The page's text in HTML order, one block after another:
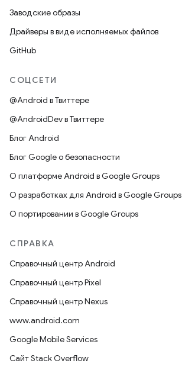
Заводские образы
Драйверы в виде исполняемых файлов
GitHub
СОЦСЕТИ
@Android в Твиттере
@AndroidDev в Твиттере
Блог Android
Блог Google о безопасности
О платформе Android в Google Groups
О разработках для Android в Google Groups
О портировании в Google Groups
СПРАВКА
Справочный центр Android
Справочный центр Pixel
Справочный центр Nexus
www.android.com
Google Mobile Services
Сайт Stack Overflow